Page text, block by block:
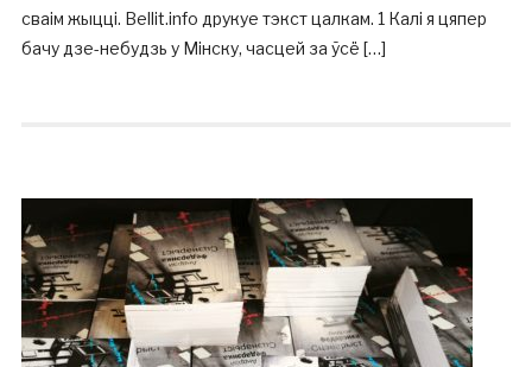
сваім жыцці. Bellit.info друкуе тэкст цалкам. 1 Калі я цяпер
бачу дзе-небудзь у Мінску, часцей за ўсё […]